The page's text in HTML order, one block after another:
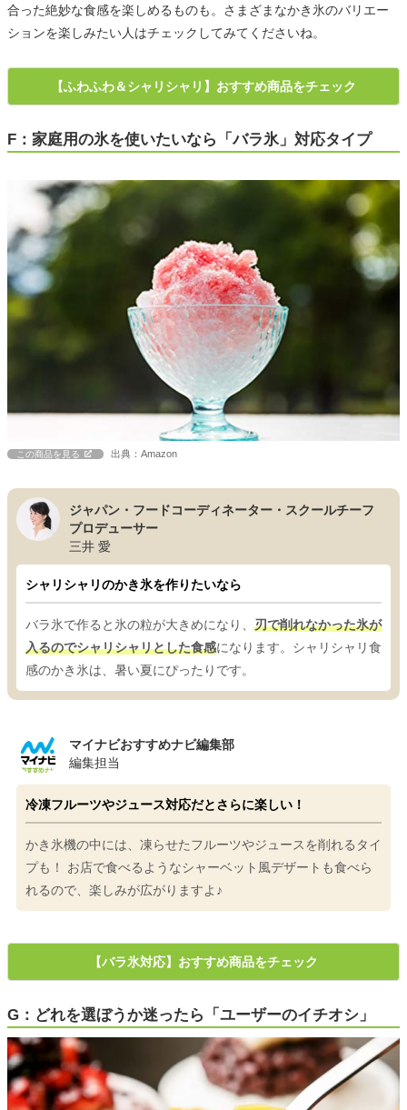
合った絶妙な食感を楽しめるものも。さまざまなかき氷のバリエー
ションを楽しみたい人はチェックしてみてくださいね。
【ふわふわ＆シャリシャリ】おすすめ商品をチェック
F：家庭用の氷を使いたいなら「バラ氷」対応タイプ
この商品を見る 出典：Amazon
ジャパン・フードコーディネーター・スクールチーフ
プロデューサー
三井 愛
シャリシャリのかき氷を作りたいなら
バラ氷で作ると氷の粒が大きめになり、 刃で削れなかった氷が
入るのでシャリシャリとした食感になります。シャリシャリ食
感のかき氷は、暑い夏にぴったりです。
マイナビおすすめナビ編集部
編集担当
冷凍フルーツやジュース対応だとさらに楽しい！
かき氷機の中には、凍らせたフルーツやジュースを削れるタイ
プも！ お店で食べるようなシャーベット風デザートも食べら
れるので、楽しみが広がりますよ♪
【バラ氷対応】おすすめ商品をチェック
G：どれを選ぼうか迷ったら「ユーザーのイチオシ」